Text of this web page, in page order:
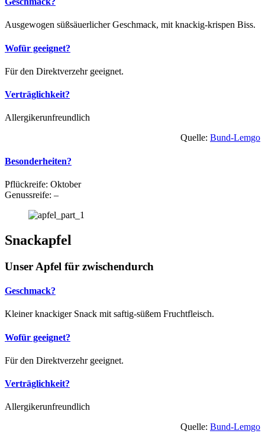
Ausgewogen süßsäuerlicher Geschmack, mit knackig-krispen Biss.
Wofür geeignet?
Für den Direktverzehr geeignet.
Verträglichkeit?
Allergikerunfreundlich
Quelle: Bund-Lemgo
Besonderheiten?
Pflückreife: Oktober
Genussreife: –
Snackapfel
Unser Apfel für zwischendurch
Geschmack?
Kleiner knackiger Snack mit saftig-süßem Fruchtfleisch.
Wofür geeignet?
Für den Direktverzehr geeignet.
Verträglichkeit?
Allergikerunfreundlich
Quelle: Bund-Lemgo